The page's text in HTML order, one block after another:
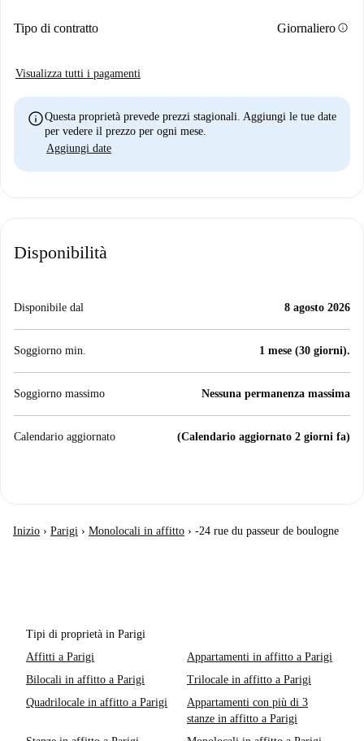
Tipo di contratto Giornalieroinfo
Visualizza tutti i pagamenti
infoQuesta proprietà prevede prezzi stagionali. Aggiungi le tue date
per vedere il prezzo per ogni mese.
Aggiungi date
Disponibilità
Disponibile dal 8 agosto 2026
Soggiorno min. 1 mese (30 giorni).
Soggiorno massimo Nessuna permanenza massima
Calendario aggiornato (Calendario aggiornato 2 giorni fa)
Inizio › Parigi › Monolocali in affitto › -24 rue du passeur de boulogne
Tipi di proprietà in Parigi
Affitti a Parigi
Appartamenti in affitto a Parigi
Bilocali in affitto a Parigi
Trilocale in affitto a Parigi
Quadrilocale in affitto a Parigi
Appartamenti con più di 3
stanze in affitto a Parigi